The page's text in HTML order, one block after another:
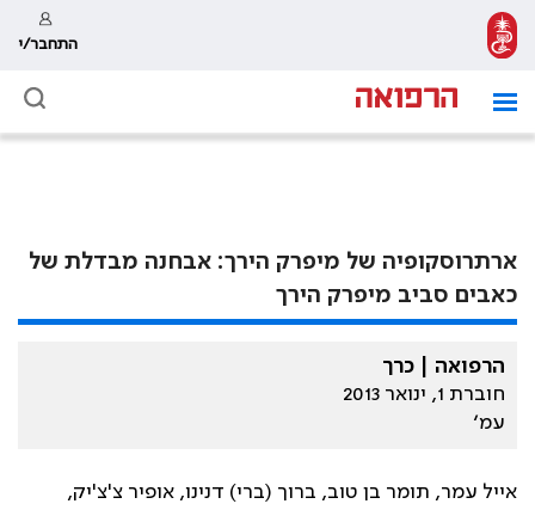
התחבר/י
ארתרוסקופיה של מיפרק הירך: אבחנה מבדלת של
כאבים סביב מיפרק הירך
הרפואה | כרך
חוברת 1, ינואר 2013
עמ׳
אייל עמר, תומר בן טוב, ברוך (ברי) דנינו, אופיר צ'צ'יק,